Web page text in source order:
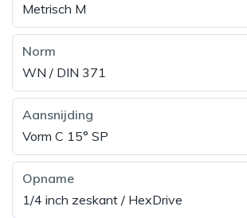
Metrisch M
Norm
WN / DIN 371
Aansnijding
Vorm C 15° SP
Opname
1/4 inch zeskant / HexDrive